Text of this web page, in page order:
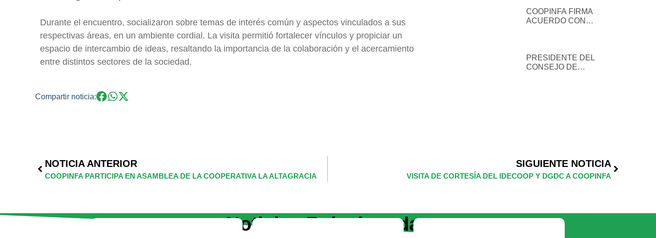
Durante el encuentro, socializaron sobre temas de interés común y aspectos vinculados a sus
respectivas áreas, en un ambiente cordial. La visita permitió fortalecer vínculos y propiciar un
espacio de intercambio de ideas, resaltando la importancia de la colaboración y el acercamiento
entre distintos sectores de la sociedad.
Compartir noticia:
COOPINFA FIRMA
ACUERDO CON
PRESIDENTE DEL
CONSEJO DE
NOTICIA ANTERIOR
COOPINFA PARTICIPA EN ASAMBLEA DE LA COOPERATIVA LA ALTAGRACIA
SIGUIENTE NOTICIA
VISITA DE CORTESÍA DEL IDECOOP Y DGDC A COOPINFA
Noticias Relacionadas